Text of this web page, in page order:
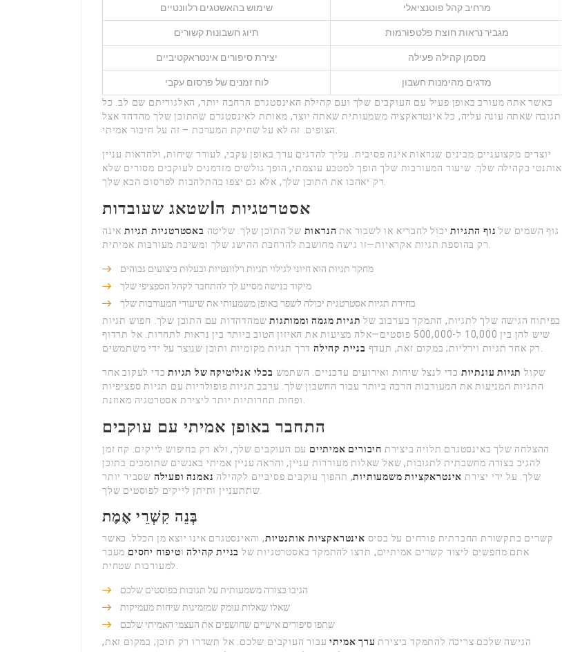
שימוש בהאשטגים רלוונטיים מרחיב קהל פוטנציאלי
תיוג חשבונות קשורים מגביר נראות חוצת פלטפורמות
יצירת סיפורים אינטראקטיביים מסמן קהילה פעילה
לוח זמנים של פרסום עקבי
מדגים מהימנות חשבון
כאשר אתה מעורב באופן פעיל עם העוקבים שלך ועם קהילת האינסטגרם הרחבה יותר, האלגוריתם שם לב. כל
תגובה שאתה עונה עליה, כל אינטראקציה משמעותית שאתה יוצר, מאותת לאינסטגרם שהתוכן שלך מהדהד אצל
יוצרים מקצועניים מבינים שנראות אינה פסיבית. עליך להדגים ערך באופן עקבי, לעורר שיחות, ולהראות עניין
אותנטי בקהילה שלך. שיעור המעורבות שלך הופך למטבע עוצמתי, הופך גולשים מזדמנים לעוקבים מסורים שלא
אסטרטגיות הاשטאג שעובדות
גוף השמים של נוף התגיותיכול להבריא או לשבור את הנראות של התוכן שלך. שליטה באסטרטגיות תגיות אינה
מחקר תגיות הוא חיוני לגילוי תגיות רלוונטיות ובעלות ביצועים גבוהים
מיקוד בנישה מסייע לך להתחבר לקהל הספציפי שלך
בחירת תגיות אסטרטגית יכולה לשפר באופן משמעותי את שיעורי המעורבות שלך
בפיתוח הגישה שלך לתגיות, התמקד בערבוב של תגיות מגמה וממותגותשמהדהדות עם התוכן שלך. חפוש תגיות
שיש להן בין 10,000 ל-500,000 פוסטים—אלה מציעות את האיזון הטוב ביותר בין נראות לתחרות. אל תרדוף
רק אחר תגיות וירליות; במקום זאת, תעדף בניית קהילה
שקול תגיות עונתיות כדי לנצל שיחות ואירועים עדכניים. השתמש בכלי אנליטיקה של תגיותכדי לעקוב אחר
התגיות המניעות את המעורבות הרבה ביותר עבור החשבון שלך. ערבב תגיות פופולריות עם תגיות ספציפיות
התחבר באופן אמיתי עם עוקבים
ההצלחה שלך באינסטגרם תלויה ביצירת חיבורים אמיתיים עם העוקבים שלך, ולא רק בחיפוש לייקים. קח זמן
להגיב בצורה מחשבתית לתגובות, שאל שאלות מעוררות עניין, והראה עניין אמיתי באנשים שתומכים בתוכן
שלך. על ידי יצירת אינטראקציות משמעותיות, תהפוך עוקבים פסיביים לקהילה נאמנה ופעילה שסביר יותר
בְּנֵה קִשְׁרֵי אֶמֶת
קשרים בתקשורת החברתית פורחים על בסיס אינטראקציות אותנטיות, והאינסטגרם אינו יוצא מן הכלל. כאשר
אתם מחפשים ליצור קשרים אמיתיים, תרצו להתמקד באסטרטגיות של בניית קהילהוטיפוח יחסים מעבר
הגיבו בצורה משמעותית על תגובות בפוסטים שלכם
שאלו שאלות עומק שמזמינות שיחות מעמיקות
שתפו סיפורים אישיים שחושפים את העצמי האמיתי שלכם
הגישה שלכם צריכה להתמקד ביצירת ערך אמיתיעבור העוקבים שלכם. אל תשדרו רק תוכן; במקום זאת,